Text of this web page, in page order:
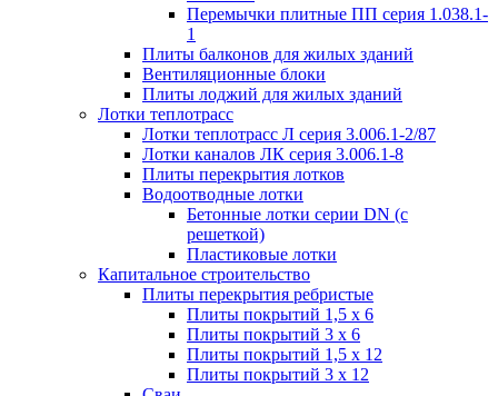
Перемычки плитные ПП серия 1.038.1-
1
Плиты балконов для жилых зданий
Вентиляционные блоки
Плиты лоджий для жилых зданий
Лотки теплотрасс
Лотки теплотрасс Л серия 3.006.1-2/87
Лотки каналов ЛК серия 3.006.1-8
Плиты перекрытия лотков
Водоотводные лотки
Бетонные лотки серии DN (с
решеткой)
Пластиковые лотки
Капитальное строительство
Плиты перекрытия ребристые
Плиты покрытий 1,5 x 6
Плиты покрытий 3 x 6
Плиты покрытий 1,5 x 12
Плиты покрытий 3 x 12